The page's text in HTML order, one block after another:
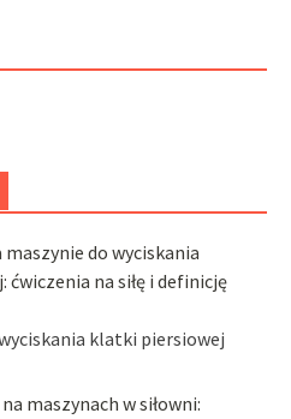
do wyciskania
na siłę i definicję
klatki piersiowej
maszynach w siłowni: